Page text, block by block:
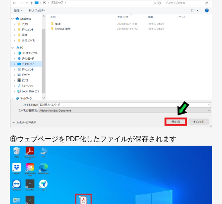
⑥ウェブページをPDF化したファイルが保存されます